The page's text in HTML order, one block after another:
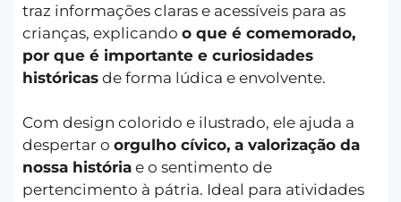
traz informações claras e acessíveis para as
crianças, explicando o que é comemorado,
por que é importante e curiosidades
históricas de forma lúdica e envolvente.
Com design colorido e ilustrado, ele ajuda a
despertar o orgulho cívico, a valorização da
nossa história e o sentimento de
pertencimento à pátria. Ideal para atividades